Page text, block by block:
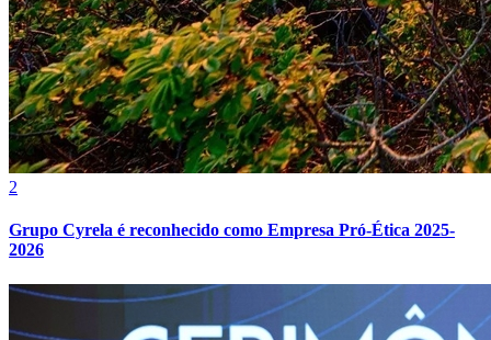
2
Grupo Cyrela é reconhecido como Empresa Pró-Ética 2025-
2026